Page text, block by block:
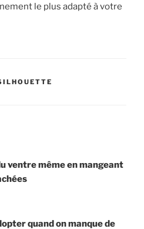
le plus adapté à votre
ventre même en mangeant
quand on manque de